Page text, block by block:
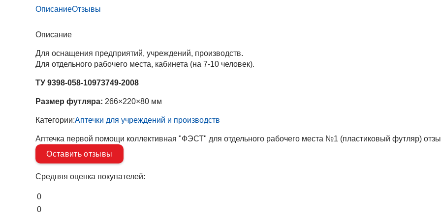
ОписаниеОтзывы
Описание
Для оснащения предприятий, учреждений, производств.
Для отдельного рабочего места, кабинета (на 7-10 человек).
ТУ 9398-058-10973749-2008
Размер футляра: 266×220×80 мм
Категории:Аптечки для учреждений и производств
Аптечка первой помощи коллективная "ФЭСТ" для отдельного рабочего места №1 (пластиковый футляр)
Оставить отзывы
Средняя оценка покупателей:
0
0